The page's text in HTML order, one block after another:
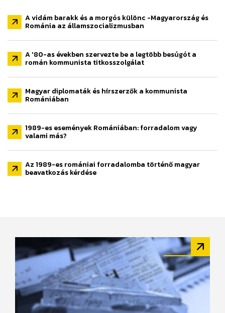
A vidám barakk és a morgós különc -Magyarország és
Románia az államszocializmusban
A '80-as években szervezte be a legtöbb besúgót a
román kommunista titkosszolgálat
Magyar diplomaták és hírszerzők a kommunista
Romániában
1989-es események Romániában: forradalom vagy
valami más?
Az 1989-es romániai forradalomba történő magyar
beavatkozás kérdése